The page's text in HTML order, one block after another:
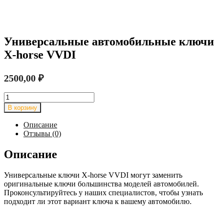
Универсальные автомобильные ключи
X-horse VVDI
2500,00 ₽
Количество
товара
Универсальные
автомобильные
ключи
horse
VVDI
В корзину
Описание
Отзывы (0)
Описание
Универсальные ключи X-horse VVDI могут заменить
оригинальные ключи большинства моделей автомобилей.
Проконсультируйтесь у наших специалистов, чтобы узнать
подходит ли этот вариант ключа к вашему автомобилю.